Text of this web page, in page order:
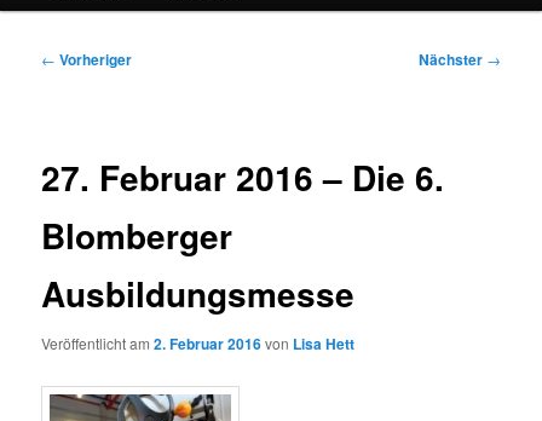
Beitragsnavigation
← Vorheriger Nächster →
27. Februar 2016 – Die 6.
Blomberger
Ausbildungsmesse
Veröffentlicht am2. Februar 2016von Lisa Hett